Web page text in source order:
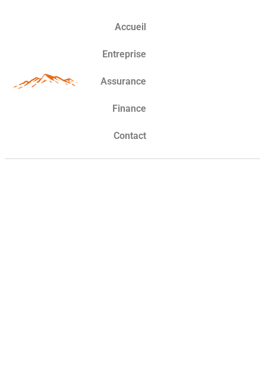
Accueil
Entreprise
Assurance
Finance
Contact